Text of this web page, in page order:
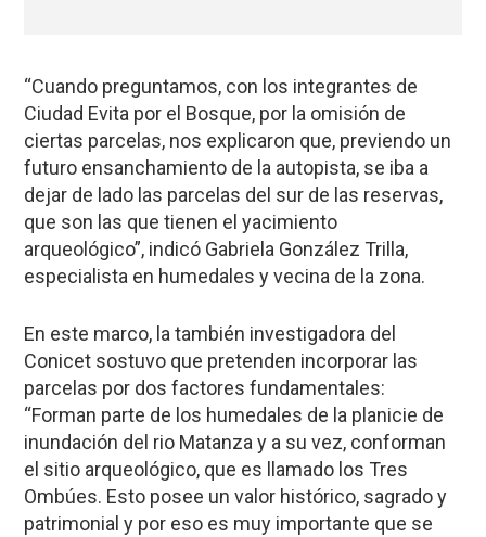
“Cuando preguntamos, con los integrantes de
Ciudad Evita por el Bosque, por la omisión de
ciertas parcelas, nos explicaron que, previendo un
futuro ensanchamiento de la autopista, se iba a
dejar de lado las parcelas del sur de las reservas,
que son las que tienen el yacimiento
arqueológico”, indicó Gabriela González Trilla,
especialista en humedales y vecina de la zona.
En este marco, la también investigadora del
Conicet sostuvo que pretenden incorporar las
parcelas por dos factores fundamentales:
“Forman parte de los humedales de la planicie de
inundación del rio Matanza y a su vez, conforman
el sitio arqueológico, que es llamado los Tres
Ombúes. Esto posee un valor histórico, sagrado y
patrimonial y por eso es muy importante que se